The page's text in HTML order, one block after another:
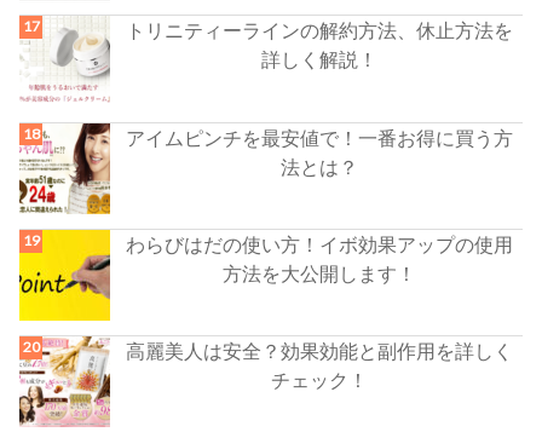
トリニティーラインの解約方法、休止方法を
詳しく解説！
アイムピンチを最安値で！一番お得に買う方
法とは？
わらびはだの使い方！イボ効果アップの使用
方法を大公開します！
高麗美人は安全？効果効能と副作用を詳しく
チェック！